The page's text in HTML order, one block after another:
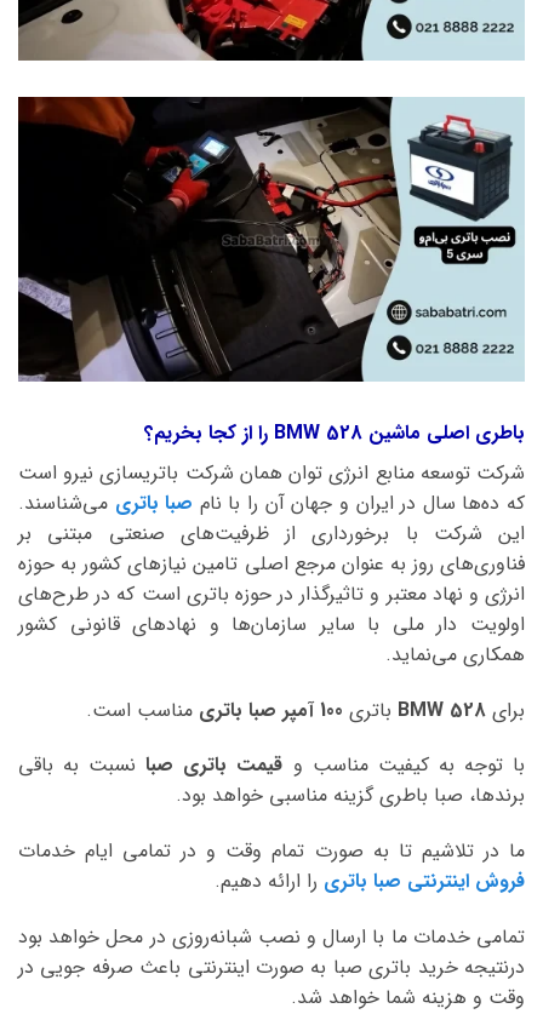
باطری اصلی ماشین BMW 528 را از کجا بخریم؟
شرکت توسعه منابع انرژی توان همان شرکت باتریسازی نیرو است
که ده‌ها سال در ایران و جهان آن را با نام صبا باتری می‌شناسند.
این شرکت با برخورداری از ظرفیت‌های صنعتی مبتنی بر
فناوری‌های روز به عنوان مرجع اصلی تامین نیازهای کشور به حوزه
انرژی و نهاد معتبر و تاثیرگذار در حوزه باتری است که در طرح‌های
اولویت دار ملی با سایر سازمان‌ها و نهادهای قانونی کشور
همکاری می‌نماید.
برای BMW 528 باتری باتری مناسب است.
با توجه به کیفیت مناسب و قیمت باتری صبانسبت به باقی
برندها، صبا باطری گزینه مناسبی خواهد بود.
ما در تلاشیم تا به صورت تمام وقت و در تمامی ایام خدمات
فروش اینترنتی صبا باتری را ارائه دهیم.
تمامی خدمات ما با ارسال و نصب شبانه‌روزی در محل خواهد بود
درنتیجه خرید باتری صبا به صورت اینترنتی باعث صرفه جویی در
وقت و هزینه شما خواهد شد.